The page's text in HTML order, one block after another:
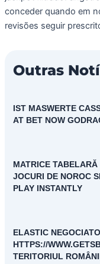
conceder quando em
revisões seguir
Outras
IST MASWERTE
AT BET NOW
MATRICE
JOCURI DE NOROC
PLAY INSTANTLY
ELASTIC
HTTPS://
TERITORIUL